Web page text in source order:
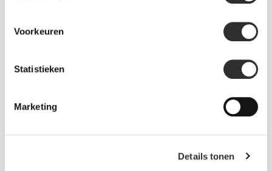
Voorkeuren
Statistieken
Marketing
Details tonen